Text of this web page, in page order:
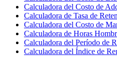
Calculadora del Costo de
Calculadora de Tasa de
Calculadora del Costo de
Calculadora de Horas
Calculadora del Período de
Calculadora del Índice de